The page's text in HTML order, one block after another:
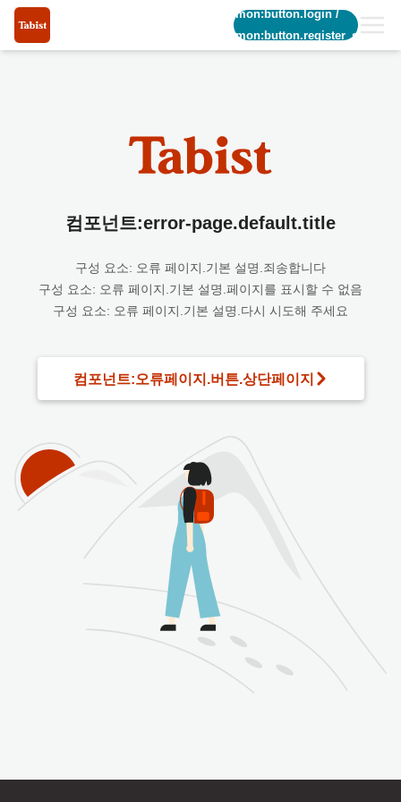
common:button.login/
common:button.register_short
컴포넌트:error-page.default.title
구성 요소: 오류 페이지.기본 설명.죄송합니다
구성 요소: 오류 페이지.기본 설명.페이지를 표시할 수 없음
구성 요소: 오류 페이지.기본 설명.다시 시도해 주세요
컴포넌트:오류페이지.버튼.상단페이지